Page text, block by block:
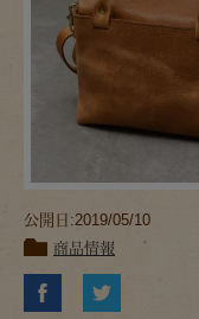
公開日:2019/05/10
商品情報